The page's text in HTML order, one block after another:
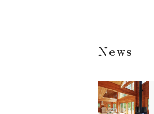
News